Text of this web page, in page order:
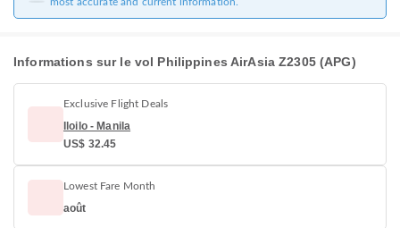
Informations sur le vol Philippines AirAsia Z2305 (APG)
Exclusive Flight Deals
Iloilo - Manila
US$ 32.45
Lowest Fare Month
août